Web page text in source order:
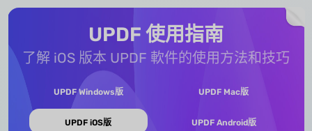
UPDF 使用指南
了解 iOS 版本 UPDF 軟件的使用方法和技巧
UPDF Windows版 UPDF Mac版
UPDF iOS版 UPDF Android版